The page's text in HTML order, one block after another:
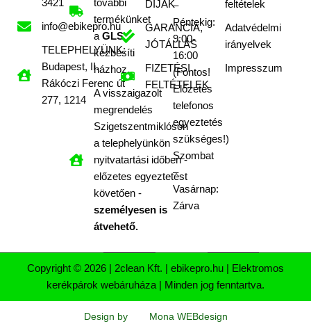
3421
info@ebikepro.hu
TELEPHELYÜNK:
Budapest, II.
Rákóczi Ferenc út
277, 1214
további
termékünket
a GLS
kézbesíti
házhoz.
A visszaigazolt
megrendelés
Szigetszentmiklóson
a telephelyünkön
nyitvatartási időben -
előzetes egyeztetést
követően -
személyesen is
átvehető.
DÍJAK
GARANCIA,
JÓTÁLLÁS
FIZETÉSI
FELTÉTELEK
–
Péntekig:
9:00-
16:00
(Fontos!
Előzetes
telefonos
egyeztetés
szükséges!)
Szombat
–
Vasárnap:
Zárva
feltételek
Adatvédelmi
irányelvek
Impresszum
Copyright © 2026 | 2clean Kft. | ebikepro.hu | Elektromos
kerékpárok webáruháza | Minden jog fenntartva.
Design by Mona WEBdesign